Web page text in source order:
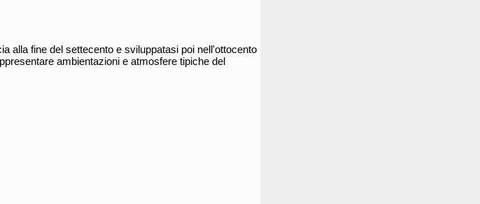
alla fine del settecento e sviluppatasi poi nell'ottocento
ambientazioni e atmosfere tipiche del